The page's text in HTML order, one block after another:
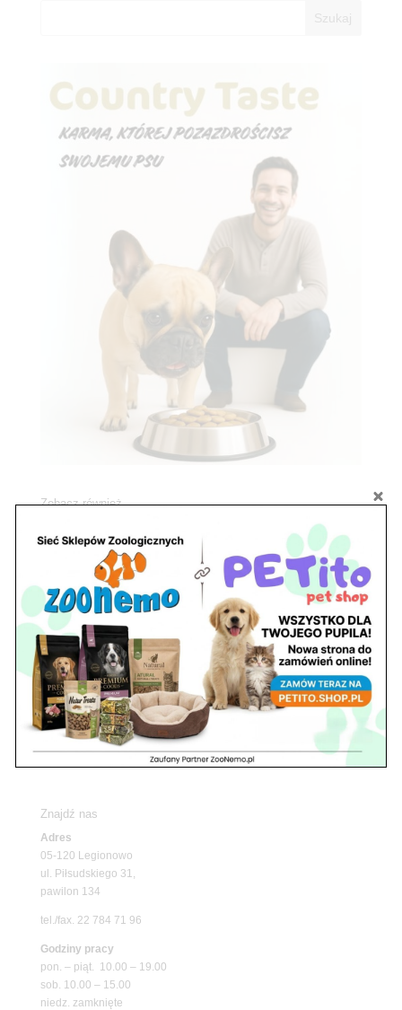
Zobacz również
Z Życia Sklepu
Ryby akwariowe Legionowo i Nowy Dwór
Mazowiecki – Sklep ZooNemo
Stwórz podwodne arcydzieło: Najpiękniejsze
rośliny akwariowe w ZooNemo – Legionowo i
Nowy Dwór Mazowiecki
Promocje
Upały wracają! Zadbaj o komfort swojego pupila
z matami chłodzącymi ZooNemo
Z Życia Sklepu
Petito Pet Shop – Internetowy Sklep Zoologiczny
Online! Wszystko Dla Twojego Pupila | ZooNemo
Znajdź nas
Adres
05-120 Legionowo
ul. Piłsudskiego 31,
pawilon 134
tel./fax. 22 784 71 96
Godziny pracy
pon. – piąt. 10.00 – 19.00
sob. 10.00 – 15.00
niedz. zamknięte